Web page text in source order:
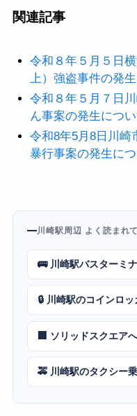
関連記事
令和８年５月５日
上）強盗事件の発
令和８年５月７日
ん事案の発生につ
令和8年5月8日川崎
暴行事案の発生に
川崎駅周辺 よく読まれ
🚌 川崎駅バスターミ
🔒 川崎駅のコインロ
🏢 ソリッドスクエア
🚕 川崎駅のタクシー